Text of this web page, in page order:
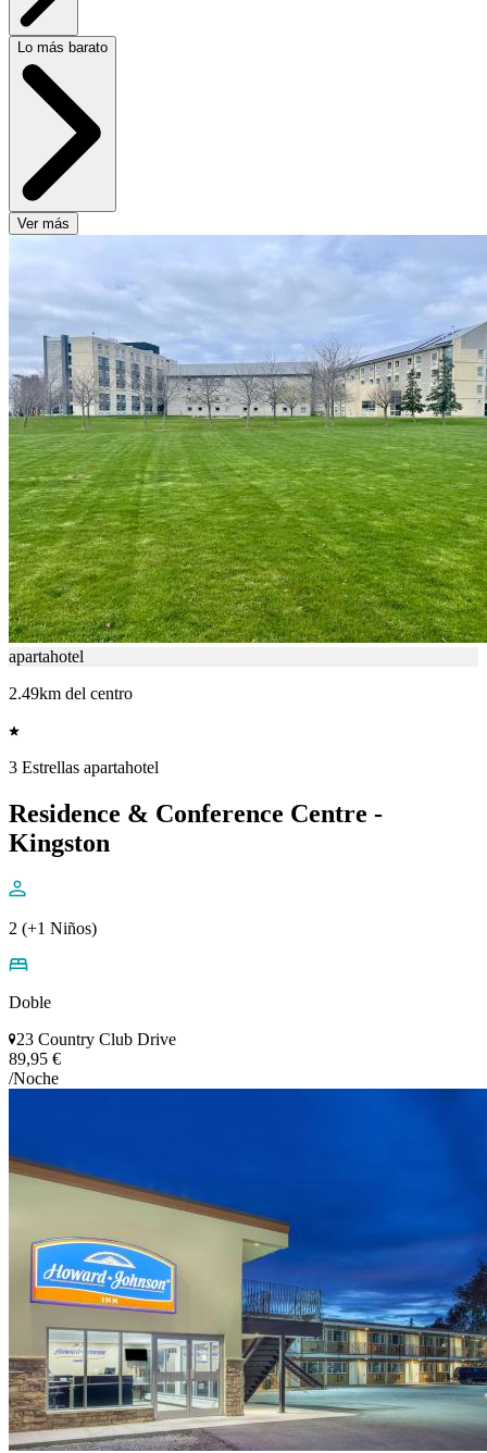
Lo más barato
Ver más
apartahotel
2.49km del centro
3 Estrellas apartahotel
Residence & Conference Centre -
Kingston
2 (+1 Niños)
Doble
23 Country Club Drive
89,95 €
/Noche